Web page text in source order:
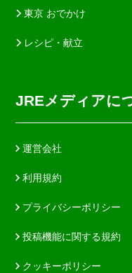
東京 おでかけ
レシピ・献立
JREメディアに
運営会社
利用規約
プライバシーポリシー
投稿機能に関する規約
クッキーポリシー